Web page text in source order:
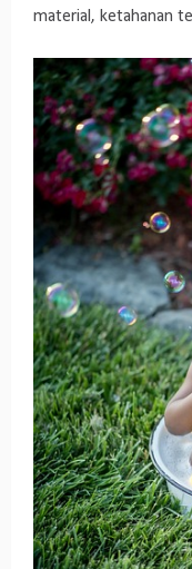
material, ketahanan